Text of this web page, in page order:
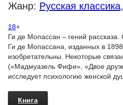
Жанр: Русская классика,
18+
Ги де Мопассан – гений рассказа.
Ги де Мопассана, изданных в
изобретательны. Некоторые
(«Мадмуазель Фифи», «Двое
исследует психологию женской
Книга